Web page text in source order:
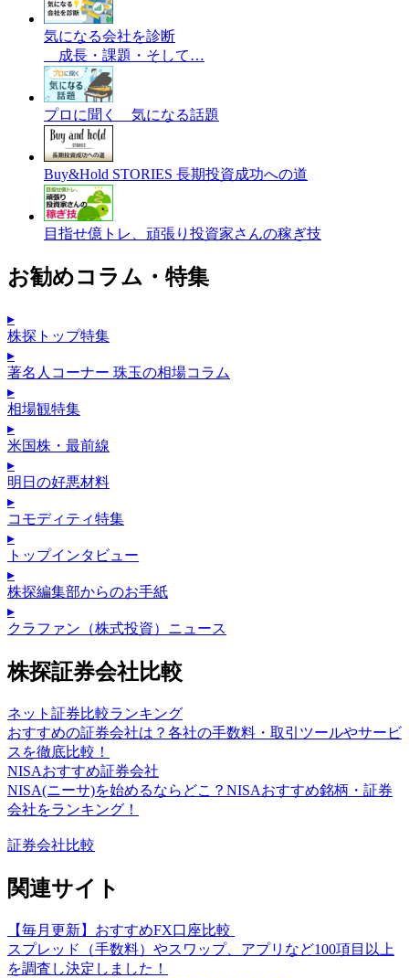
気になる会社を診断
成長・課題・そして…
プロに聞く 気になる話題
Buy&Hold STORIES 長期投資成功への道
目指せ億トレ、頑張り投資家さんの稼ぎ技
お勧めコラム・特集
▸
株探トップ特集
▸
著名人コーナー 珠玉の相場コラム
▸
相場観特集
▸
米国株・最前線
▸
明日の好悪材料
▸
コモディティ特集
▸
トップインタビュー
▸
株探編集部からのお手紙
▸
クラファン（株式投資）ニュース
株探証券会社比較
ネット証券比較ランキング
おすすめの証券会社は？各社の手数料・取引ツールやサービ
スを徹底比較！
NISAおすすめ証券会社
NISA(ニーサ)を始めるならどこ？NISAおすすめ銘柄・証券
会社をランキング！
証券会社比較
関連サイト
【毎月更新】おすすめFX口座比較
スプレッド（手数料）やスワップ、アプリなど100項目以上
を調査し決定しました！